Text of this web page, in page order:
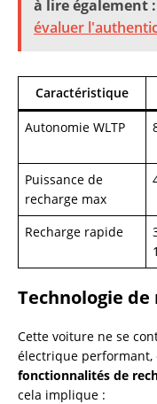
à lire également :
évaluer
Caractéristique
Autonomie WLTP
Puissance de
recharge max
Recharge rapide
Technologie
Cette voiture ne se
électrique performant,
fonctionnalités de
cela implique :